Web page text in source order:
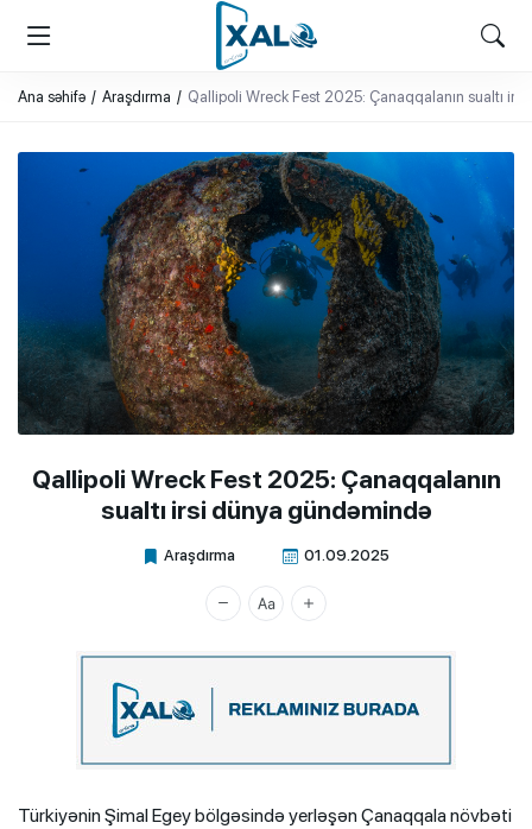
XALQ.ONLINE
ONLAYN PLATFORMA
Ana səhifə Araşdırma Qallipoli Wreck Fest 2025: Çanaqqalanın sualtı
Qallipoli Wreck Fest 2025: Çanaqqalanın
sualtı irsi dünya gündəmində
Araşdırma 01.09.2025
Xalq.Online
Türkiyənin Şimal Egey bölgəsində yerləşən Çanaqqala növbəti